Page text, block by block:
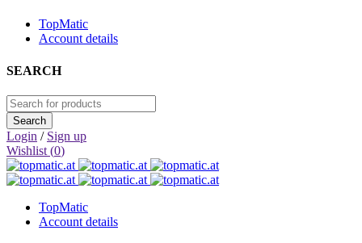
TopMatic
Account details
SEARCH
Login / Sign up
Wishlist (0)
TopMatic
Account details